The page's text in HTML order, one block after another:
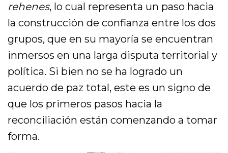
rehenes, lo cual representa un paso hacia
la construcción de confianza entre los dos
grupos, que en su mayoría se encuentran
inmersos en una larga disputa territorial y
política. Si bien no se ha logrado un
acuerdo de paz total, este es un signo de
que los primeros pasos hacia la
reconciliación están comenzando a tomar
forma.